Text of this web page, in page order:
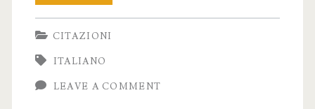
e
Citazioni
Sulla
Guerra
CITAZIONI
ITALIANO
LEAVE A COMMENT